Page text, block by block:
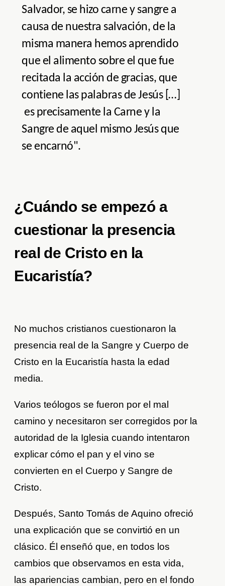
Salvador, se hizo carne y sangre a
causa de nuestra salvación, de la
misma manera hemos aprendido
que el alimento sobre el que fue
recitada la acción de gracias, que
contiene las palabras de Jesús […]
es precisamente la Carne y la
Sangre de aquel mismo Jesús que
se encarnó".
¿Cuándo se empezó a
cuestionar la presencia
real de Cristo en la
Eucaristía?
No muchos cristianos cuestionaron la
presencia real de la Sangre y Cuerpo de
Cristo en la Eucaristía hasta la edad
media.
Varios teólogos se fueron por el mal
camino y necesitaron ser corregidos por la
autoridad de la Iglesia cuando intentaron
explicar cómo el pan y el vino se
convierten en el Cuerpo y Sangre de
Cristo.
Después, Santo Tomás de Aquino ofreció
una explicación que se convirtió en un
clásico. Él enseñó que, en todos los
cambios que observamos en esta vida,
las apariencias cambian, pero en el fondo